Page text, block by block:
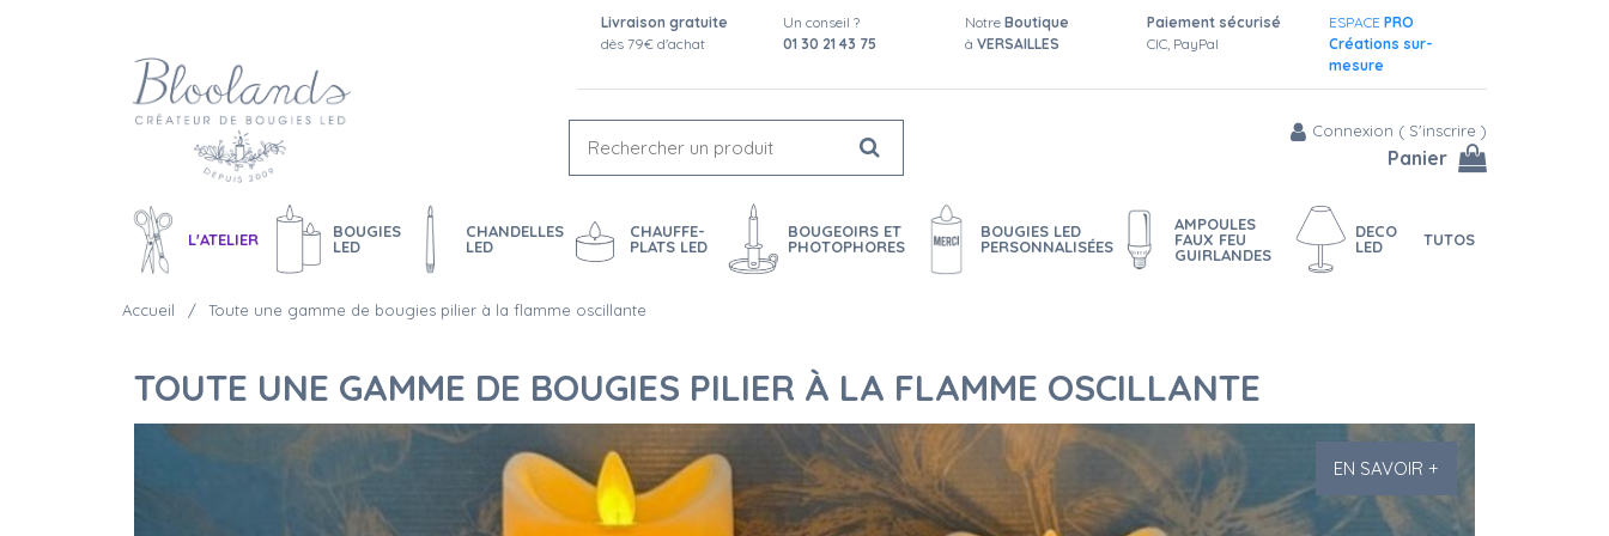
Livraison gratuite
dès 79€ d'achat
Un conseil ?
01 30 21 43 75
Notre Boutique
à VERSAILLES
Paiement sécurisé
CIC, PayPal
ESPACE PRO
Créations sur-
mesure
Connexion ( S'inscrire )
Panier
L'ATELIER
BOUGIES
LED
CHANDELLES
LED
CHAUFFE-
PLATS LED
BOUGEOIRS ET
PHOTOPHORES
BOUGIES LED
PERSONNALISÉES
AMPOULES
FAUX FEU
GUIRLANDES
DECO
LED
TUTOS
Accueil Toute une gamme de bougies pilier à la flamme oscillante
TOUTE UNE GAMME DE BOUGIES PILIER À LA FLAMME OSCILLANTE
EN SAVOIR +